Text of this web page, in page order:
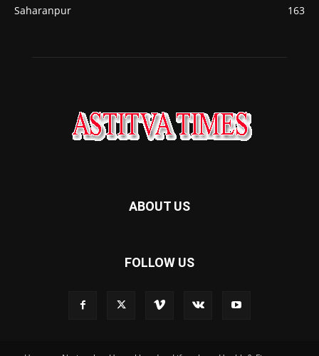
Saharanpur
163
ABOUT US
FOLLOW US